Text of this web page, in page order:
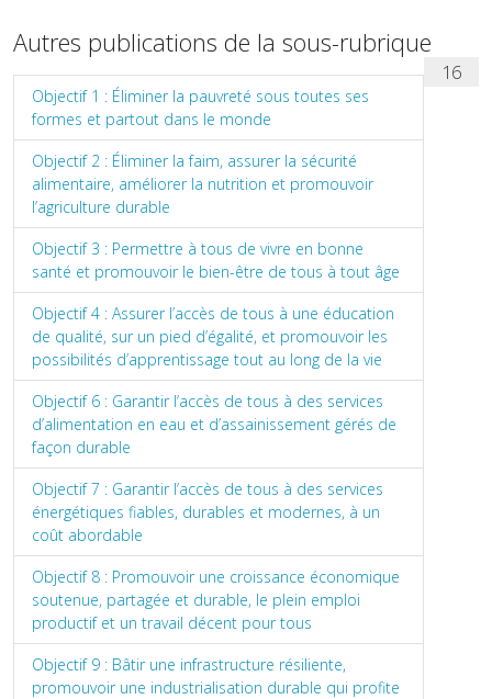
Autres publications de la sous-rubrique
16
Objectif 1 : Éliminer la pauvreté sous toutes ses
formes et partout dans le monde
Objectif 2 : Éliminer la faim, assurer la sécurité
alimentaire, améliorer la nutrition et promouvoir
l’agriculture durable
Objectif 3 : Permettre à tous de vivre en bonne
santé et promouvoir le bien-être de tous à tout âge
Objectif 4 : Assurer l’accès de tous à une éducation
de qualité, sur un pied d’égalité, et promouvoir les
possibilités d’apprentissage tout au long de la vie
Objectif 6 : Garantir l’accès de tous à des services
d’alimentation en eau et d’assainissement gérés de
façon durable
Objectif 7 : Garantir l’accès de tous à des services
énergétiques fiables, durables et modernes, à un
coût abordable
Objectif 8 : Promouvoir une croissance économique
soutenue, partagée et durable, le plein emploi
productif et un travail décent pour tous
Objectif 9 : Bâtir une infrastructure résiliente,
promouvoir une industrialisation durable qui profite